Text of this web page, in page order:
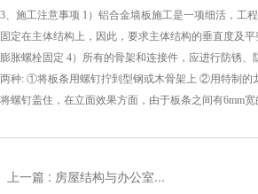
3、施工注意事项 1）铝合金墙板施工是一项细活，工
固定在主体结构上，因此，要求主体结构的垂直度及
膨胀螺栓固定 4）所有的骨架和连接件，应进行防锈
两种: ①将板条用螺钉拧到型钢或木骨架上 ②用特制的
将螺钉盖住，在立面效果方面，由于板条之间有6mm
上一篇 : 房屋结构与办公室...